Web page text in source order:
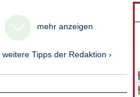
mehr anzeigen
weitere Tipps der Redaktion ›